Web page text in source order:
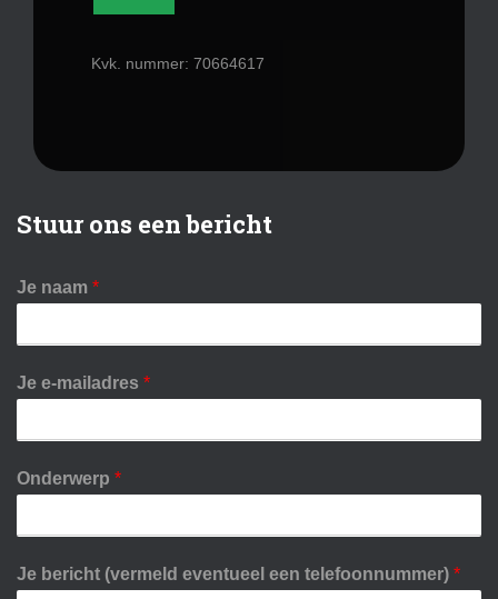
Kvk. nummer: 70664617
Stuur ons een bericht
Je naam *
Je e-mailadres *
Onderwerp *
Je bericht (vermeld eventueel een telefoonnummer) *